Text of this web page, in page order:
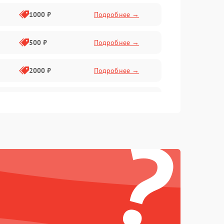
1000 ₽ Подробнее →
500 ₽ Подробнее →
2000 ₽ Подробнее →
1000 ₽
Подробнее →
?